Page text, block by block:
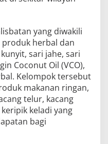
yang diwakili
herbal dan
sari jahe, sari
Coconut Oil (VCO),
Kelompok tersebut
makanan ringan,
telur, kacang
keladi yang
bagi